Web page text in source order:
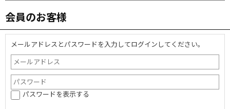
会員のお客様
メールアドレスとパスワードを入力してログインしてください。
パスワードを表示する